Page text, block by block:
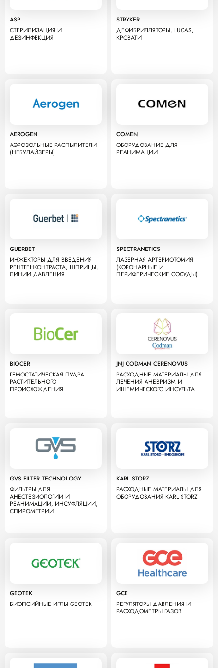
ASP
СТЕРИЛИЗАЦИЯ И
ДЕЗИНФЕКЦИЯ
STRYKER
ДЕФИБРИЛЛЯТОРЫ, LUCAS,
КРОВАТИ
AEROGEN
АЭРОЗОЛЬНЫЕ РАСПЫЛИТЕЛИ
(НЕБУЛАЙЗЕРЫ)
COMEN
ОБОРУДОВАНИЕ ДЛЯ
РЕАНИМАЦИИ
GUERBET
ИНЖЕКТОРЫ ДЛЯ ВВЕДЕНИЯ
РЕНТГЕНКОНТРАСТА, ШПРИЦЫ,
ЛИНИИ ДАВЛЕНИЯ
SPECTRANETICS
ЛАЗЕРНАЯ АРТЕРИОТОМИЯ
(КОРОНАРНЫЕ И
ПЕРИФЕРИЧЕСКИЕ СОСУДЫ)
BIOCER
ГЕМОСТАТИЧЕСКАЯ ПУДРА
РАСТИТЕЛЬНОГО
ПРОИСХОЖДЕНИЯ
JNJ CODMAN CERENOVUS
РАСХОДНЫЕ МАТЕРИАЛЫ ДЛЯ
ЛЕЧЕНИЯ АНЕВРИЗМ И
ИШЕМИЧЕСКОГО ИНСУЛЬТА
GVS FILTER TECHNOLOGY
ФИЛЬТРЫ ДЛЯ
АНЕСТЕЗИОЛОГИИ И
РЕАНИМАЦИИ, ИНСУФЛЯЦИИ,
СПИРОМЕТРИИ
KARL STORZ
РАСХОДНЫЕ МАТЕРИАЛЫ ДЛЯ
ОБОРУДОВАНИЯ KARL STORZ
GEOTEK
БИОПСИЙНЫЕ ИГЛЫ GEOTEK
GCE
РЕГУЛЯТОРЫ ДАВЛЕНИЯ И
РАСХОДОМЕТРЫ ГАЗОВ